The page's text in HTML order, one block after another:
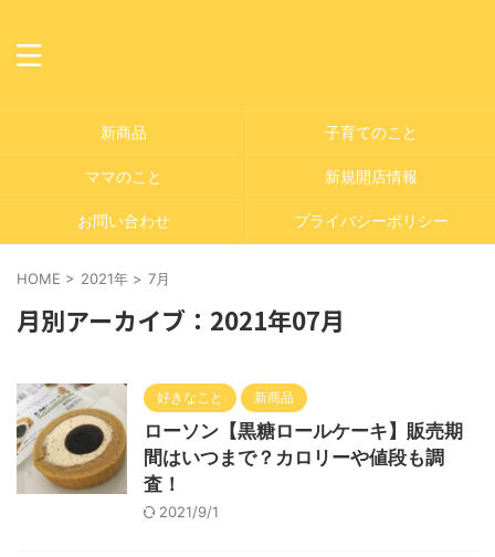
新商品 子育てのこと
ママのこと 新規開店情報
お問い合わせ プライバシーポリシー
HOME > 2021年 > 7月
月別アーカイブ：2021年07月
好きなこと 新商品
ローソン【黒糖ロールケーキ】販売期
間はいつまで？カロリーや値段も調
査！
2021/9/1